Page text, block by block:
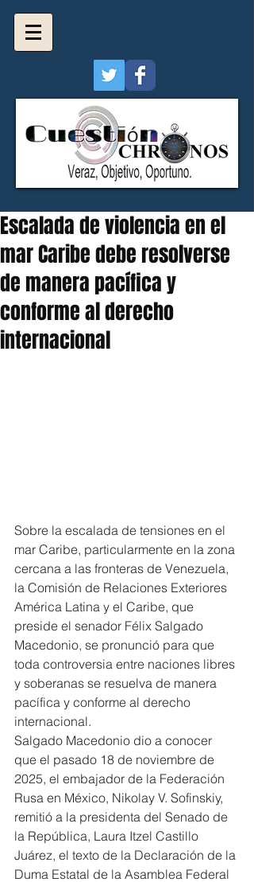
Escalada de violencia en el
mar Caribe debe resolverse
de manera pacífica y
conforme al derecho
internacional
Sobre la escalada de tensiones en el
mar Caribe, particularmente en la zona
cercana a las fronteras de Venezuela,
la Comisión de Relaciones Exteriores
América Latina y el Caribe, que
preside el senador Félix Salgado
Macedonio, se pronunció para que
toda controversia entre naciones libres
y soberanas se resuelva de manera
pacífica y conforme al derecho
internacional.
Salgado Macedonio dio a conocer
que el pasado 18 de noviembre de
2025, el embajador de la Federación
Rusa en México, Nikolay V. Sofinskiy,
remitió a la presidenta del Senado de
la República, Laura Itzel Castillo
Juárez, el texto de la Declaración de la
Duma Estatal de la Asamblea Federal